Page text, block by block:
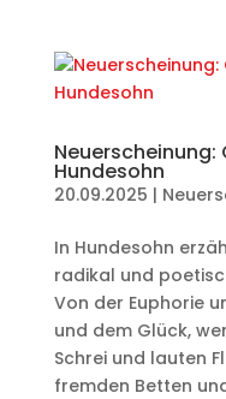
Neuerscheinung:
Hundesohn
20.09.2025 |
In Hundesohn
radikal und
Von der Euphorie
und dem Glück,
Schrei und lauten
fremden Betten